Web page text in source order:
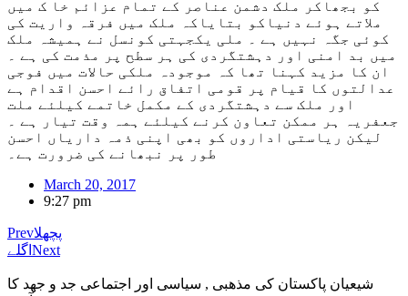
کو بجھاکر ملک دشمن عناصر کے تمام عزائم خا ک میں
ملاتے ہوئے دنیاکو بتایاکہ ملک میں فرقہ واریت کی
کوئی جگہ نہیں ہے ۔ ملی یکجہتی کونسل نے ہمیشہ ملک
میں بد امنی اور دہشتگردی کی ہر سطح پر مذمت کی ہے ۔
ان کا مزید کہنا تھا کہ موجودہ ملکی حالات میں فوجی
عدالتوں کا قیام پر قومی اتفاق رائے احسن اقدام ہے
اور ملک سے دہشتگردی کے مکمل خاتمے کیلئے ملت
جعفریہ ہر ممکن تعاون کرنے کیلئے ہمہ وقت تیار ہے ۔
لیکن ریاستی اداروں کو بھی اپنی ذمہ داریاں احسن
طور پر نبھانے کی ضرورت ہے۔
March 20, 2017
9:27 pm
Prevپچھلا
اگلے Next
شیعیان پاکستان کی مذهبی , سیاسی اور اجتماعی جد و جهد کا